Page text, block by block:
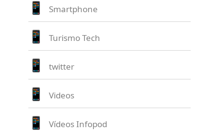
Smartphone
Turismo Tech
twitter
Videos
Vídeos Infopod